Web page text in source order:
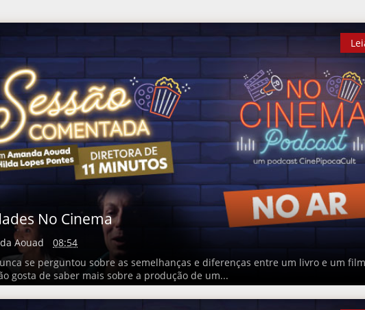
No Cinema
Aouad
08:54
se perguntou sobre as semelhanças e diferenças entre um livro e um
gosta de saber mais sobre a produção de um...